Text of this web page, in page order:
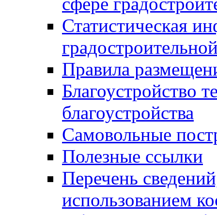
Статистическая
Правила
Благоустройство
благоустройства
Самовольные
Полезные ссылки
Перечень
использованием